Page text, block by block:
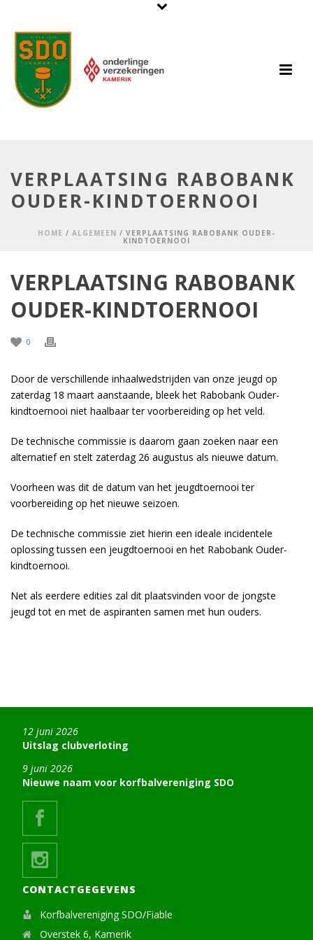
VERPLAATSING RABOBANK
OUDER-KINDTOERNOOI
HOME / ALGEMEEN / VERPLAATSING RABOBANK OUDER-
KINDTOERNOOI
VERPLAATSING RABOBANK
OUDER-KINDTOERNOOI
0
Door de verschillende inhaalwedstrijden van onze jeugd op
zaterdag 18 maart aanstaande, bleek het Rabobank Ouder-
kindtoernooi niet haalbaar ter voorbereiding op het veld.
De technische commissie is daarom gaan zoeken naar een
alternatief en stelt zaterdag 26 augustus als nieuwe datum.
Voorheen was dit de datum van het jeugdtoernooi ter
voorbereiding op het nieuwe seizoen.
De technische commissie ziet hierin een ideale incidentele
oplossing tussen een jeugdtoernooi en het Rabobank Ouder-
kindtoernooi.
Net als eerdere edities zal dit plaatsvinden voor de jongste
jeugd tot en met de aspiranten samen met hun ouders.
Uitslag clubverloting
12 juni 2026
Nieuwe naam voor korfbalvereniging SDO
9 juni 2026
CONTACTGEGEVENS
Korfbalvereniging SDO/Fiable
Overstek 6, Kamerik